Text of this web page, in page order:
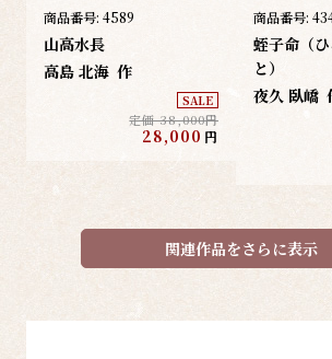
商品番号: 4589
山高水長
高島 北海 作
SALE
定価 38,000円
28,000 円
商品番号:
蛭子命（
と）
夜久 臥嶠
関連作品をさらに表示